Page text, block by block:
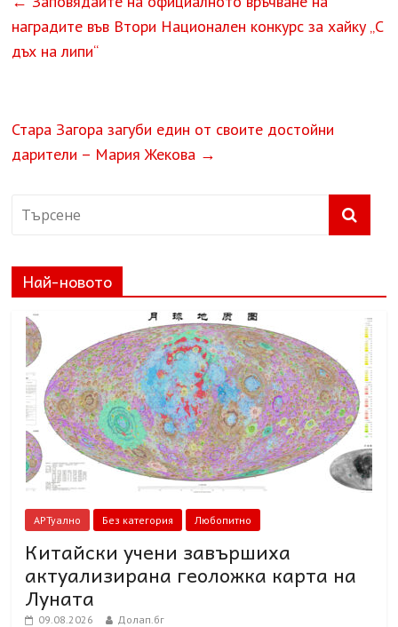
наградите във Втори Национален конкурс за хайку „С
дъх на липи“
Стара Загора загуби един от своите достойни
дарители – Мария Жекова →
Най-новото
АРТуално Без категория Любопитно
Китайски учени завършиха
актуализирана геоложка карта на
Луната
09.08.2026 Долап.бг